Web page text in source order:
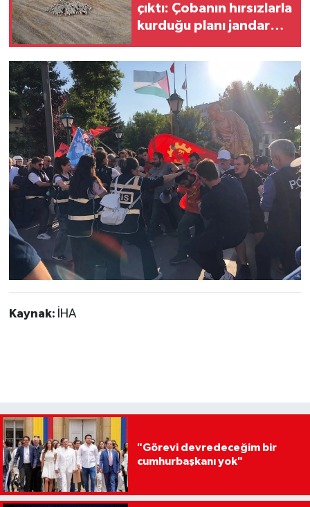
çıktı: Çobanın hırsızlarla
kurduğu planı jandarma
Kaynak: İHA
"Görevi devredeceğim bir
cumhurbaşkanı yok"